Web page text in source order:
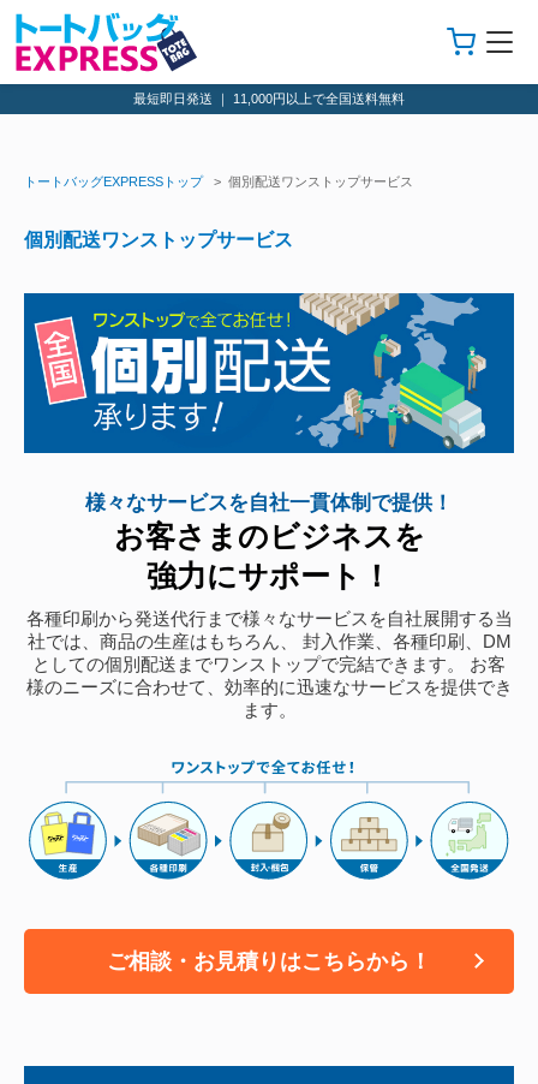
最短即日発送 ｜ 11,000円以上で全国送料無料
トートバッグEXPRESSトップ > 個別配送ワンストップサービス
個別配送ワンストップサービス
様々なサービスを自社一貫体制で提供！
お客さまのビジネスを
強力にサポート！
各種印刷から発送代行まで様々なサービスを自社展開する当
社では、商品の生産はもちろん、
封入作業、各種印刷、DM
としての個別配送までワンストップで完結できます。
お客
様のニーズに合わせて、効率的に迅速なサービスを提供でき
ます。
ご相談・お見積りはこちらから！